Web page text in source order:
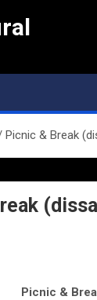
Picnic & Break
Picnic &